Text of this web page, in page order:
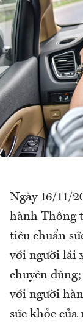
Ngày 16/11/
hành Thông
tiêu chuẩn
với người lái
chuyên
với người
sức khỏe